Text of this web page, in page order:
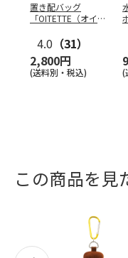
置き配バッグ
「OITETTE（オイテ
4.0 （31）
2,800円
(送料別・税込) (
この商品を見